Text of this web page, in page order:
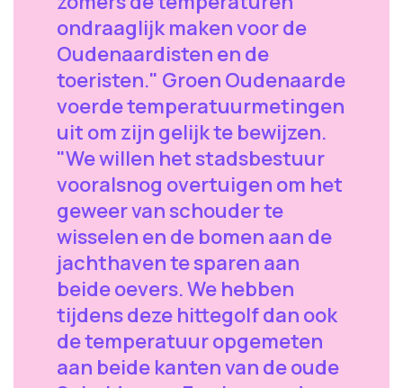
ondraaglijk maken voor de
Oudenaardisten en de
toeristen." Groen Oudenaarde
voerde temperatuurmetingen
uit om zijn gelijk te bewijzen.
"We willen het stadsbestuur
vooralsnog overtuigen om het
geweer van schouder te
wisselen en de bomen aan de
jachthaven te sparen aan
beide oevers. We hebben
tijdens deze hittegolf dan ook
de temperatuur opgemeten
aan beide kanten van de oude